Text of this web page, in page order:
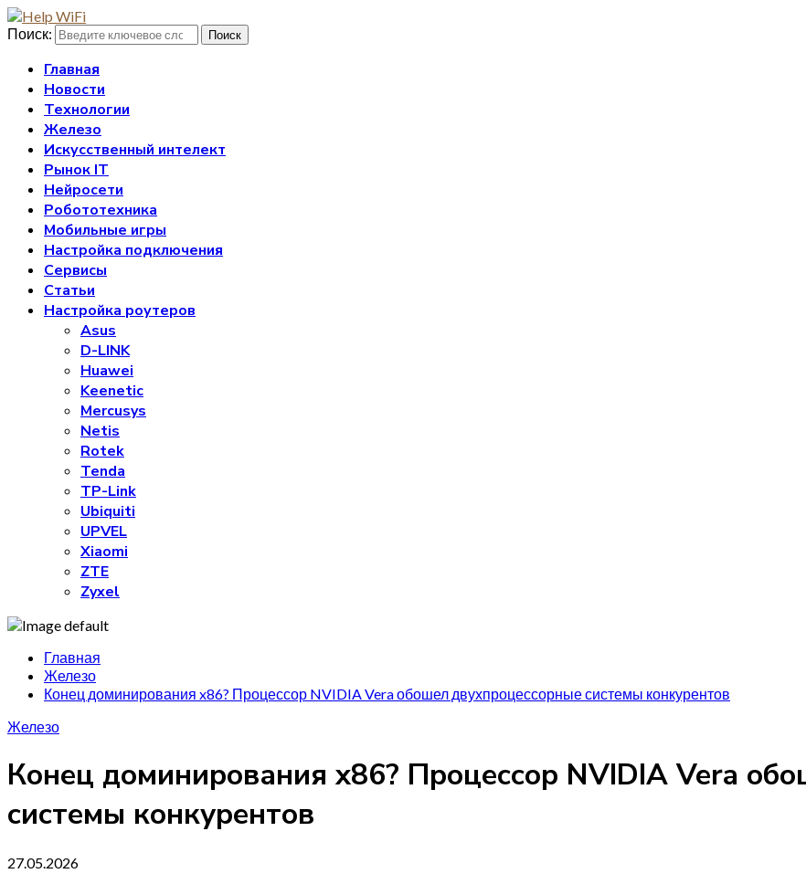
Поиск: Поиск
Главная
Новости
Технологии
Железо
Искусственный интелект
Рынок IT
Нейросети
Робототехника
Мобильные игры
Настройка подключения
Сервисы
Статьи
Настройка роутеров
Asus
D-LINK
Huawei
Keenetic
Mercusys
Netis
Rotek
Tenda
TP-Link
Ubiquiti
UPVEL
Xiaomi
ZTE
Zyxel
Главная
Железо
Конец доминирования x86? Процессор NVIDIA Vera обошел двухпроцессорные системы конкурентов
Железо
Конец доминирования x86? Процессор NVIDIA Vera
системы конкурентов
27.05.2026